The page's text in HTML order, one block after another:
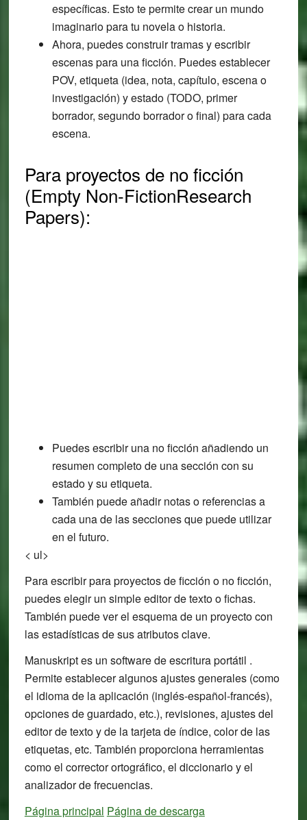
específicas. Esto te permite crear un mundo
imaginario para tu novela o historia.
Ahora, puedes construir tramas y escribir
escenas para una ficción. Puedes establecer
POV, etiqueta (idea, nota, capítulo, escena o
investigación) y estado (TODO, primer
borrador, segundo borrador o final) para cada
escena.
Para proyectos de no ficción
(Empty Non-FictionResearch
Papers):
Puedes escribir una no ficción añadiendo un
resumen completo de una sección con su
estado y su etiqueta.
También puede añadir notas o referencias a
cada una de las secciones que puede utilizar
en el futuro.
< ul>
Para escribir para proyectos de ficción o no ficción,
puedes elegir un simple editor de texto o fichas.
También puede ver el esquema de un proyecto con
las estadísticas de sus atributos clave.
Manuskript es un software de escritura portátil .
Permite establecer algunos ajustes generales (como
el idioma de la aplicación (inglés-español-francés),
opciones de guardado, etc.), revisiones, ajustes del
editor de texto y de la tarjeta de índice, color de las
etiquetas, etc. También proporciona herramientas
como el corrector ortográfico, el diccionario y el
analizador de frecuencias.
Página principal Página de descarga